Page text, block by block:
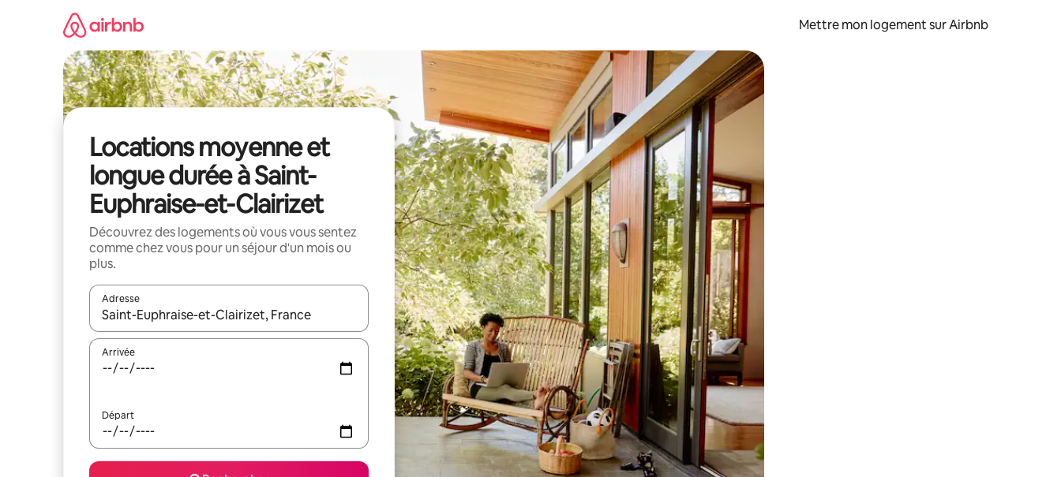
Mettre mon logement sur Airbnb
Locations moyenne et
longue durée à Saint-
Euphraise-et-Clairizet
Découvrez des logements où vous vous sentez
comme chez vous pour un séjour d'un mois ou
plus.
Adresse
Lorsque les résultats s'affichent, utilisez les flèches vers le haut et vers le bas pour les parcourir ou en appuyant et en faisant glisser.
Arrivée
Départ